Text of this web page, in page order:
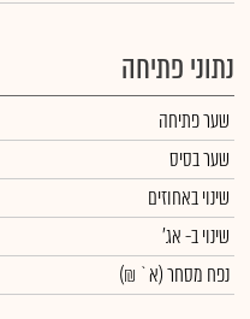
נתוני פתיחה
שער פתיחה
שער בסיס
שינוי באחוזים
שינויב- אג'
נפח מסחר(א` ₪)